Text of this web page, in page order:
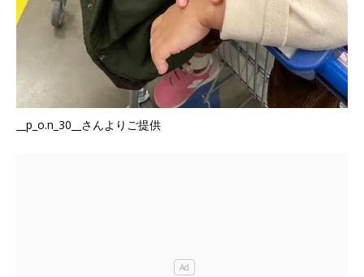
__p_o.n_30__さんよりご提供